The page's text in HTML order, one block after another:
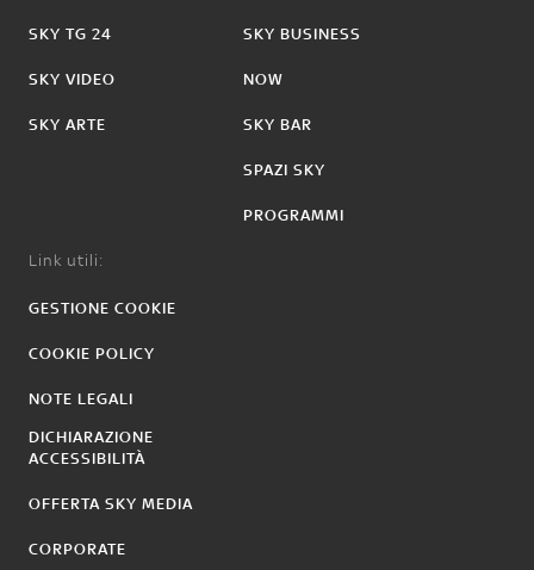
SKY TG 24
SKY VIDEO
SKY ARTE
SKY BUSINESS
NOW
SKY BAR
SPAZI SKY
PROGRAMMI
Link utili:
GESTIONE COOKIE
COOKIE POLICY
NOTE LEGALI
DICHIARAZIONE
ACCESSIBILITÀ
OFFERTA SKY MEDIA
CORPORATE